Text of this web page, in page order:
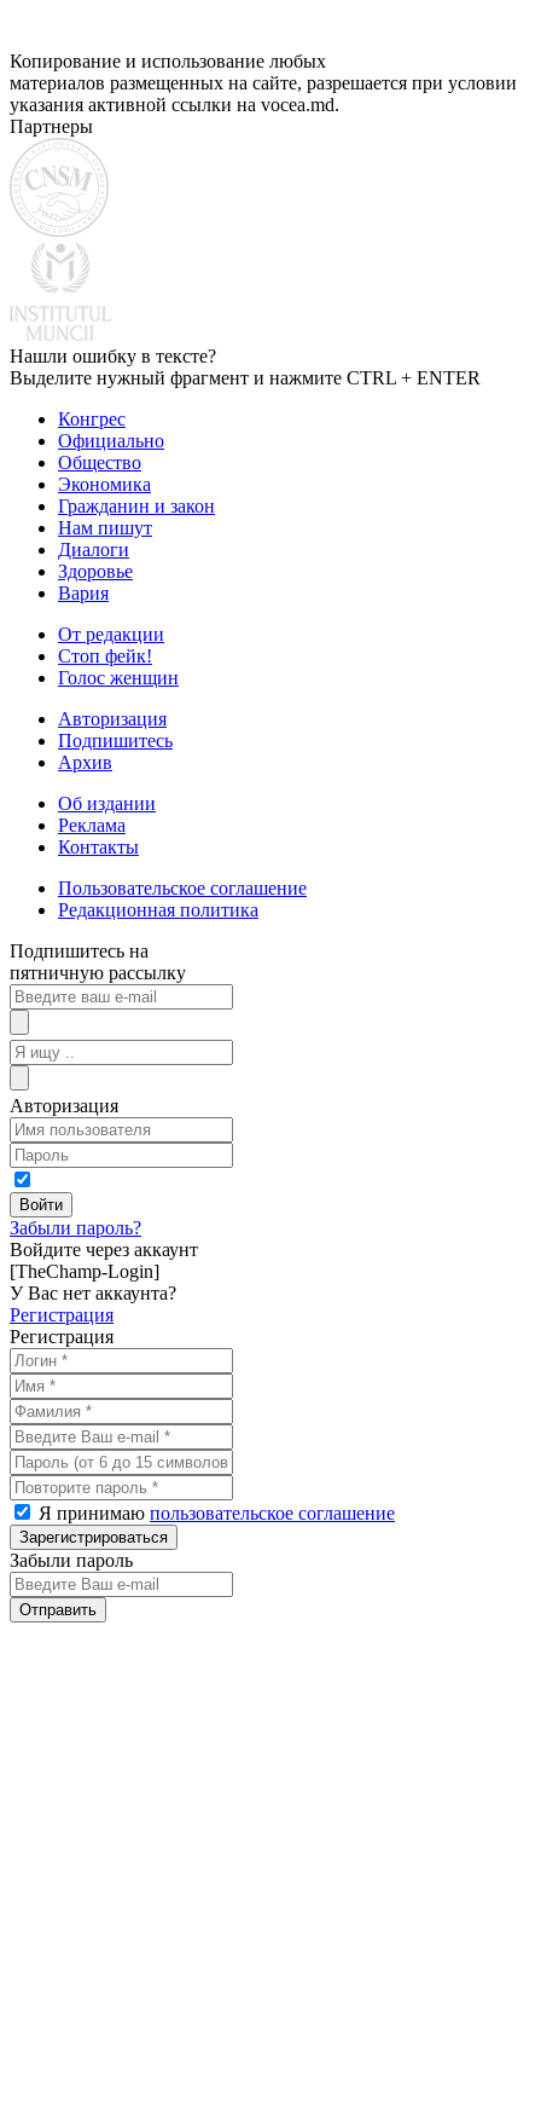
Копирование и использование любых
материалов размещенных на сайте, разрешается при условии
указания активной ссылки на vocea.md.
Партнеры
Нашли ошибку в тексте?
Выделите нужный фрагмент и нажмите CTRL + ENTER
Конгрес
Официально
Общество
Экономика
Гражданин и закон
Нам пишут
Диалоги
Здоровье
Вария
От редакции
Стоп фейк!
Голос женщин
Авторизация
Подпишитесь
Архив
Об издании
Реклама
Контакты
Пользовательское соглашение
Редакционная политика
Подпишитесь на
пятничную рассылку
Авторизация
Забыли пароль?
Войдите через аккаунт
[TheChamp-Login]
У Вас нет аккаунта?
Регистрация
Регистрация
Я принимаю пользовательское соглашение
Забыли пароль